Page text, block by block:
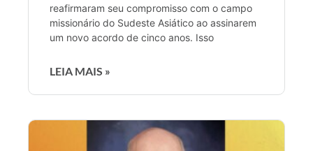
reafirmaram seu compromisso com o campo
missionário do Sudeste Asiático ao assinarem
um novo acordo de cinco anos. Isso
LEIA MAIS »